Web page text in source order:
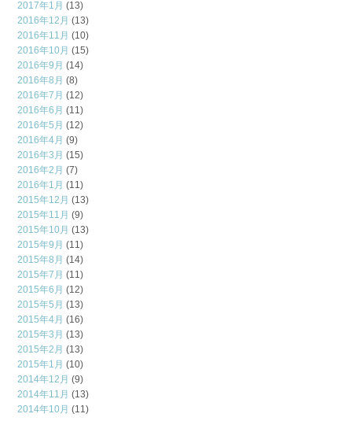
2017年1月 (13)
2016年12月 (13)
2016年11月 (10)
2016年10月 (15)
2016年9月 (14)
2016年8月 (8)
2016年7月 (12)
2016年6月 (11)
2016年5月 (12)
2016年4月 (9)
2016年3月 (15)
2016年2月 (7)
2016年1月 (11)
2015年12月 (13)
2015年11月 (9)
2015年10月 (13)
2015年9月 (11)
2015年8月 (14)
2015年7月 (11)
2015年6月 (12)
2015年5月 (13)
2015年4月 (16)
2015年3月 (13)
2015年2月 (13)
2015年1月 (10)
2014年12月 (9)
2014年11月 (13)
2014年10月 (11)